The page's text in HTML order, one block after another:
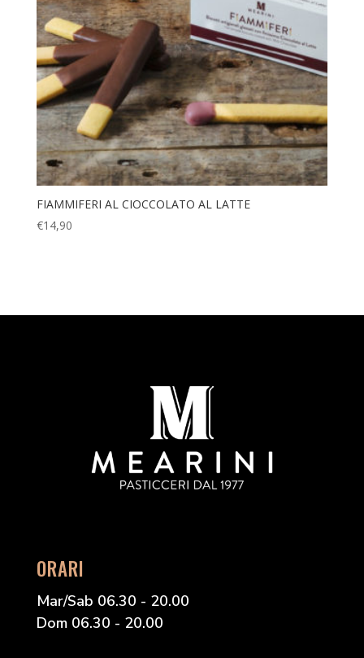
FIAMMIFERI AL CIOCCOLATO AL LATTE
€14,90
ORARI
Mar/Sab 06.30 - 20.00
Dom 06.30 - 20.00